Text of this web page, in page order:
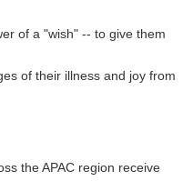
of a "wish" -- to give them
of their illness and joy from
the APAC region receive